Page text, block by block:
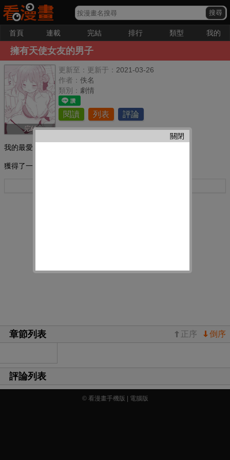
首頁 連載 完結 排行 類型 我的
擁有天使女友的男子
完結
更新至： 更新于： 2021-03-26
作者： 佚名
類別： 劇情
閱讀 列表 評論
我的最愛：
獲得了一只天使做女朋友,每天都在絕贊補魔。
章節列表 倒序
正序
評論列表
關閉
© 看漫畫手機版 | 電腦版